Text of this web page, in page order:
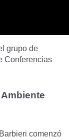
grupo de
Conferencias
comenzó